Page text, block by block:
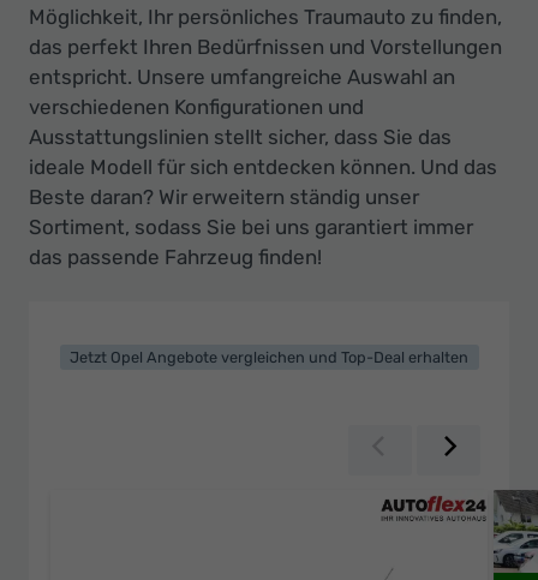
Möglichkeit, Ihr persönliches Traumauto zu finden,
das perfekt Ihren Bedürfnissen und Vorstellungen
entspricht. Unsere umfangreiche Auswahl an
verschiedenen Konfigurationen und
Ausstattungslinien stellt sicher, dass Sie das
ideale Modell für sich entdecken können. Und das
Beste daran? Wir erweitern ständig unser
Sortiment, sodass Sie bei uns garantiert immer
das passende Fahrzeug finden!
Jetzt Opel Angebote vergleichen und Top-Deal erhalten
Zurück